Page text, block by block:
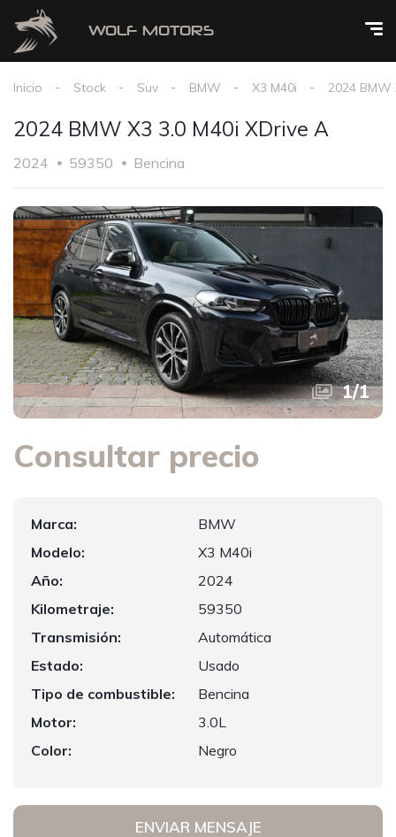
Inicio Stock Suv BMW X3 M40i 2024 BMW
2024 BMW X3 3.0 M40i XDrive A
2024 59350 Bencina
1/1
Consultar precio
Marca:
BMW
Modelo:
X3 M40i
Año:
2024
Kilometraje:
59350
Transmisión:
Automática
Estado:
Usado
Tipo de combustible:
Bencina
Motor:
3.0L
Color:
Negro
ENVIAR MENSAJE